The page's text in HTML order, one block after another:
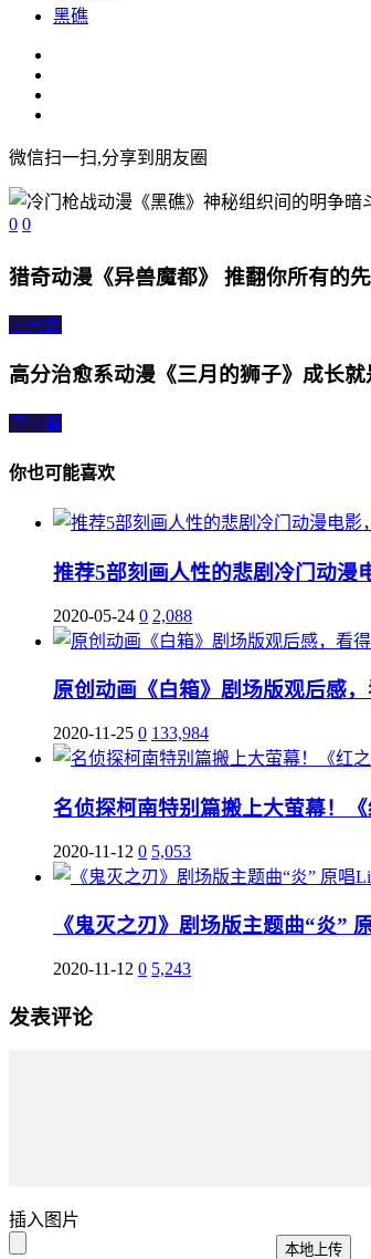
黑礁
微信扫一扫,分享到朋友圈
0 0
猎奇动漫《异兽魔都》 推翻你所有的
上一篇
高分治愈系动漫《三月的狮子》成长
下一篇
你也可能喜欢
推荐5部刻画人性的悲剧冷门动漫
2020-05-24 0 2,088
原创动画《白箱》剧场版观后感
2020-11-25 0 133,984
名侦探柯南特别篇搬上大萤幕！
2020-11-12 0 5,053
《鬼灭之刃》剧场版主题曲“炎”
2020-11-12 0 5,243
发表评论
插入图片
本地上传